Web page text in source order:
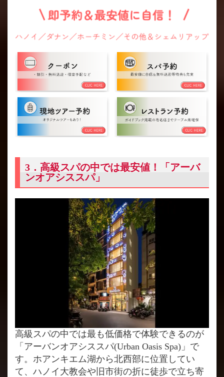
3．高級スパの中では最安値！「アーバ
ンオアシススパ」
高級スパの中では最も低価格で体験できるのが
「アーバンオアシススパ(Urban Oasis Spa)」で
す。ホアンキエム湖から北西部に位置してい
て、ハノイ大教会や旧市街の折に徒歩で立ち寄